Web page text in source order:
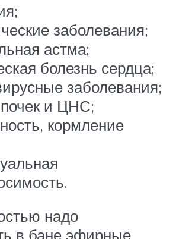
заболевания;
астма;
болезнь сердца;
заболевания;
и ЦНС;
кормление
надо
в бане эфирные